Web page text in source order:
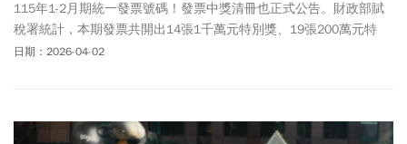
115年1-2月期統一發票號碼！發票中獎清冊也正式公告。財政部賦
稅署統計，本期發票共開出14張1千萬元特別獎、19張200萬元特
獎，總計33名幸運得主抱回高額獎金。有民眾在麥當勞拿到一張消
間為115年4月6日至115年7月6日。超商發票中獎部分，711公布開
日期：2026-04-02